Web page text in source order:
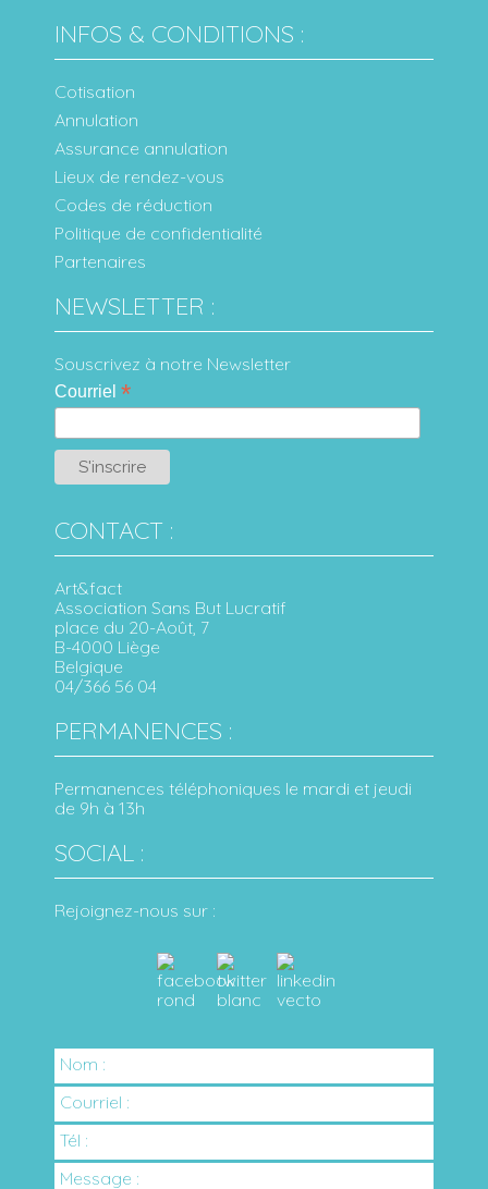
INFOS & CONDITIONS :
Cotisation
Annulation
Assurance annulation
Lieux de rendez-vous
Codes de réduction
Politique de confidentialité
Partenaires
NEWSLETTER :
Souscrivez à notre Newsletter
Courriel*
CONTACT :
Art&fact
Association Sans But Lucratif
place du 20-Août, 7
B-4000 Liège
Belgique
04/366 56 04
PERMANENCES :
Permanences téléphoniques le mardi et jeudi
de 9h à 13h
SOCIAL :
Rejoignez-nous sur :
Nom :
Courriel :
Tél :
Message :